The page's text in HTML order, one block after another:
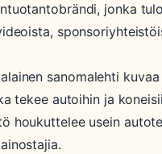
jonka
sanomalehti
tekee autoihin ja
houkuttelee usein